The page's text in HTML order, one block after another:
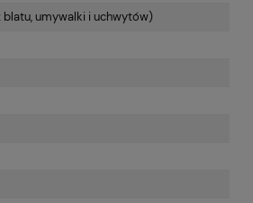
blatu, umywalki i uchwytów)